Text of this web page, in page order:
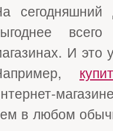
И это
в любом